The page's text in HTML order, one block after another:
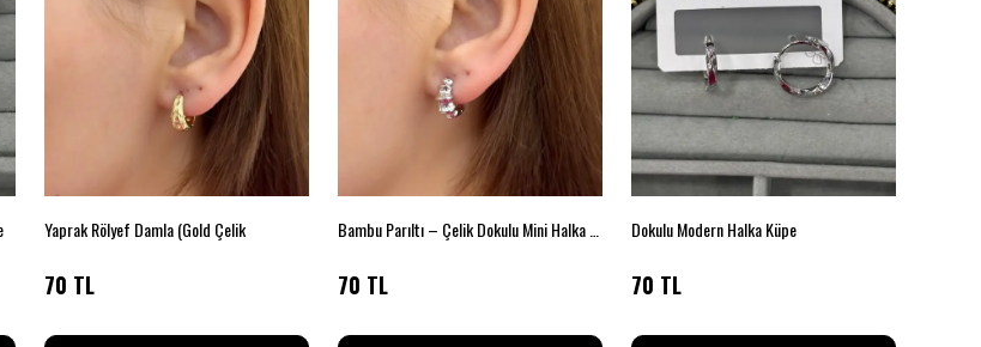
Yaprak Rölyef Damla (Gold Çelik
70 TL 70 TL
Dokulu Modern Halka Küpe
70 TL